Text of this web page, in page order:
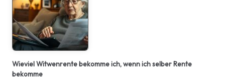
Wieviel Witwenrente bekomme ich, wenn ich selber Rente
bekomme